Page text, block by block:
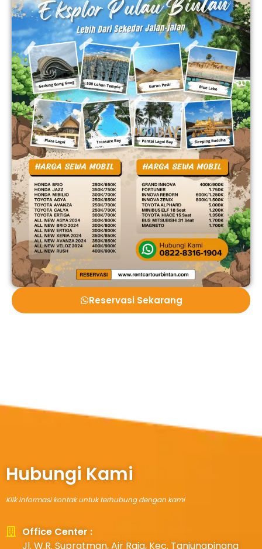
Reservasi Sekarang
Hubungi Kami
Klik informasi kontak untuk terhubung dengan kami
Office Center :
Jl. W.R. Supratman, Air Raja, Kec. Tanjungpinang